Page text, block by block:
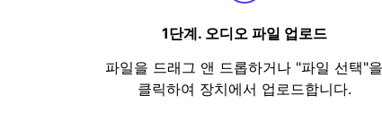
1단계. 오디오 파일 업로드
파일을 드래그 앤 드롭하거나 "파일 선택"을
클릭하여 장치에서 업로드합니다.